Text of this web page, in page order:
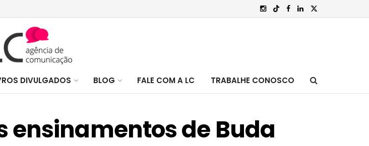
DIVULGADOS BLOG FALE COM A LC TRABALHE CONOSCO
ensinamentos de Buda